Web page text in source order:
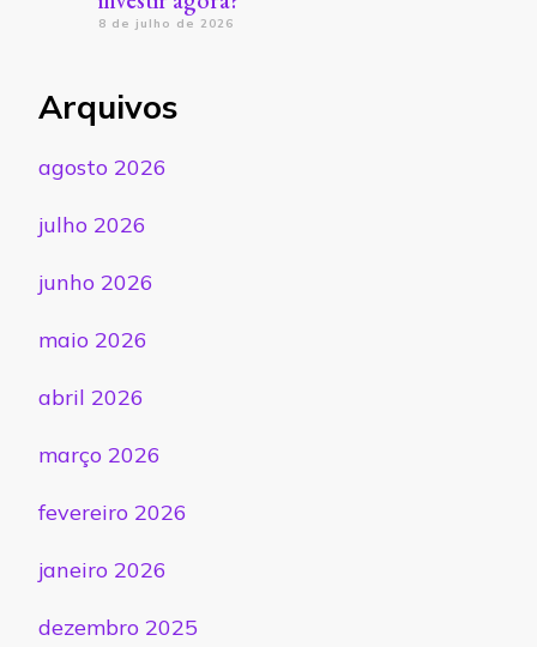
8 de julho de 2026
Arquivos
agosto 2026
julho 2026
junho 2026
maio 2026
abril 2026
março 2026
fevereiro 2026
janeiro 2026
dezembro 2025